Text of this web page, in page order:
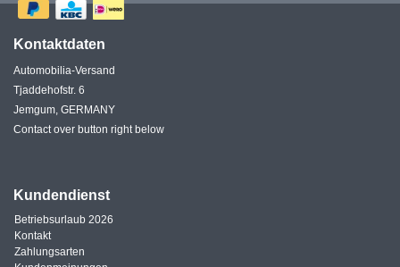
Kontaktdaten
Automobilia-Versand
Tjaddehofstr. 6
Jemgum, GERMANY
Contact over button right below
Kundendienst
Betriebsurlaub 2026
Kontakt
Zahlungsarten